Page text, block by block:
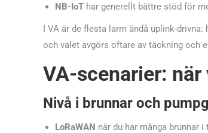
NB-IoT har generellt bättre stöd för
I VA är de flesta larm ändå uplink-
och valet avgörs oftare av täckning och
VA-scenarier: när
Nivå i brunnar och
LoRaWAN när du har många brunnar